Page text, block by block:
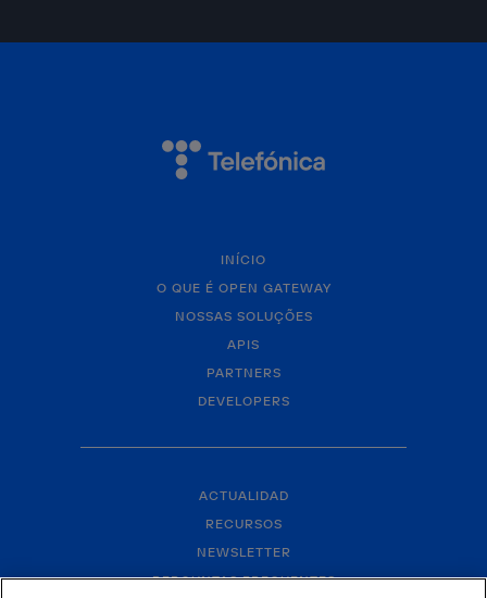
INÍCIO
O QUE É OPEN GATEWAY
NOSSAS SOLUÇÕES
APIS
PARTNERS
DEVELOPERS
ACTUALIDAD
RECURSOS
NEWSLETTER
PERGUNTAS FREQUENTES